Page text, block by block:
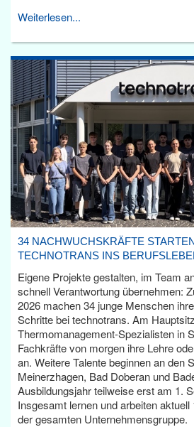
Weiterlesen...
34 NACHWUCHSKRÄFTE
TECHNOTRANS INS
Eigene Projekte gestalten, im Team
schnell Verantwortung übernehmen:
2026 machen 34 junge Menschen
Schritte bei technotrans. Am
Thermomanagement-Spezialisten in
Fachkräfte von morgen ihre Lehre
an. Weitere Talente beginnen an den
Meinerzhagen, Bad Doberan und
Ausbildungsjahr teilweise erst am 1.
Insgesamt lernen und arbeiten
der gesamten Unternehmensgruppe.